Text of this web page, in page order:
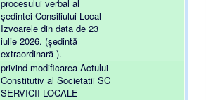
procesului verbal al
ședintei Consiliului Local
Izvoarele din data de 23
iulie 2026. (ședintă
extraordinară ).
privind modificarea Actului
Constitutiv al Societatii SC
SERVICII LOCALE
- -